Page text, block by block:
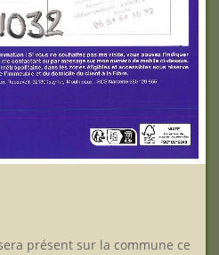
présent sur la commune ce